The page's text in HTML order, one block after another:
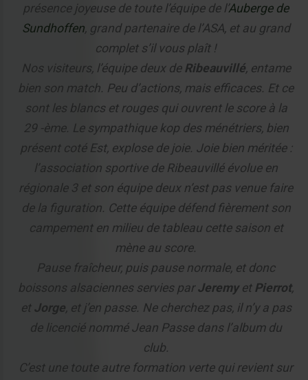
présence joyeuse de toute l’équipe de l’Auberge de
Sundhoffen, grand partenaire de l’ASA, et au grand
complet s’il vous plaît !
Nos visiteurs, l’équipe deux de Ribeauvillé, entame
bien son match. Peu d’actions, mais efficaces. Et ce
sont les blancs et rouges qui ouvrent le score à la
29 -ème. Le sympathique kop des ménétriers, bien
présent coté Est, explose de joie. Joie bien méritée :
l’association sportive de Ribeauvillé évolue en
régionale 3 et son équipe deux n’est pas venue faire
de la figuration. Cette équipe défend fièrement son
campement en milieu de tableau cette saison et
mène au score.
Pause fraîcheur, puis pause normale, et donc
boissons alsaciennes servies parJeremyet Pierrot,
et Jorge, et j’en passe. Ne cherchez pas, il n’y a pas
de licencié nommé Jean Passe dans l’album du
club.
C’est une toute autre formation verte qui revient sur